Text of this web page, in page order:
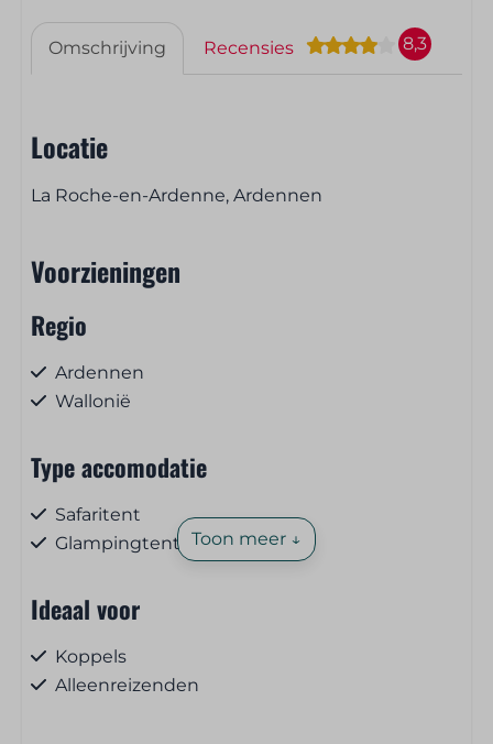
Omschrijving Recensies 8,3
Locatie
La Roche-en-Ardenne, Ardennen
Voorzieningen
Regio
Ardennen
Wallonië
Type accomodatie
Safaritent
Glampingtent
Ideaal voor
Koppels
Alleenreizenden
Toon meer ↓